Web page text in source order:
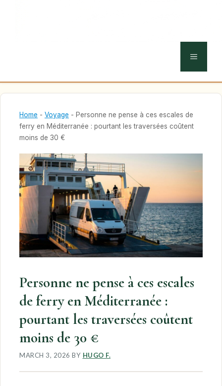
MENU
Home - Voyage - Personne ne pense à ces escales de
ferry en Méditerranée : pourtant les traversées coûtent
moins de 30 €
Personne ne pense à ces escales
de ferry en Méditerranée :
pourtant les traversées coûtent
moins de 30 €
MARCH 3, 2026 BY HUGO F.